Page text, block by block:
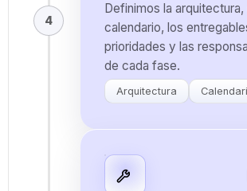
Definimos la arquitectura,
calendario, los
prioridades y las
de cada fase.
Arquitectura
4